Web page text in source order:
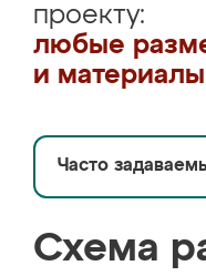
проекту:
любые
и материалы
Часто
Схема